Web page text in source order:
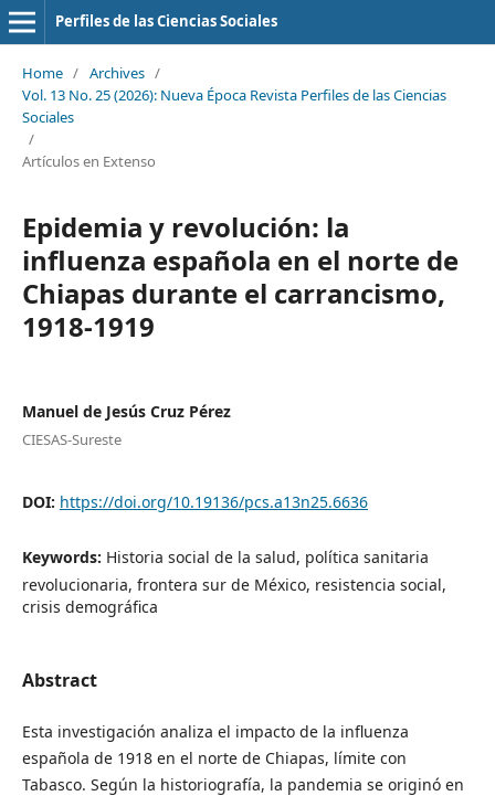
Perfiles de las Ciencias Sociales
Home / Archives /
Vol. 13 No. 25 (2026): Nueva Época Revista Perfiles de las Ciencias
Sociales
/
Artículos en Extenso
Epidemia y revolución: la
influenza española en el norte de
Chiapas durante el carrancismo,
1918-1919
Manuel de Jesús Cruz Pérez
CIESAS-Sureste
DOI: https://doi.org/10.19136/pcs.a13n25.6636
Keywords: Historia social de la salud, política sanitaria
revolucionaria, frontera sur de México, resistencia social,
crisis demográfica
Abstract
Esta investigación analiza el impacto de la influenza
española de 1918 en el norte de Chiapas, límite con
Tabasco. Según la historiografía, la pandemia se originó en